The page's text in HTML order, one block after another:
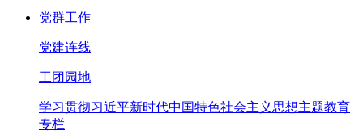
党群工作
党建连线
工团园地
学习贯彻习近平新时代中国特色社会主义思想主题教育
专栏